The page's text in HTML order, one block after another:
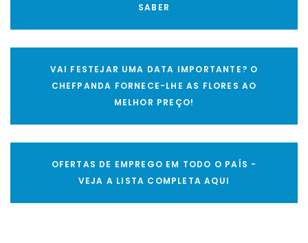
SABER
VAI FESTEJAR UMA DATA IMPORTANTE? O
CHEFPANDA FORNECE-LHE AS FLORES AO
MELHOR PREÇO!
OFERTAS DE EMPREGO EM TODO O PAÍS -
VEJA A LISTA COMPLETA AQUI